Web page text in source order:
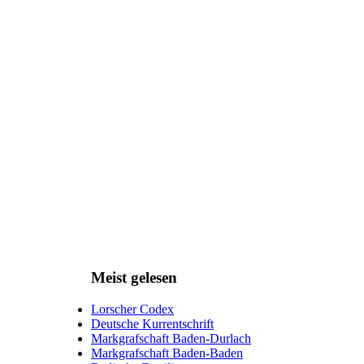
Meist gelesen
Lorscher Codex
Deutsche Kurrentschrift
Markgrafschaft Baden-Durlach
Markgrafschaft Baden-Baden